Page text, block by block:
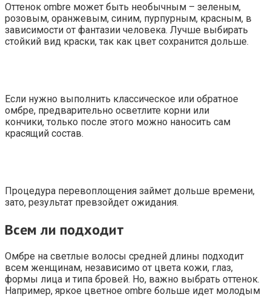
Оттенок ombre может быть необычным – зеленым,
розовым, оранжевым, синим, пурпурным, красным, в
зависимости от фантазии человека. Лучше выбирать
стойкий вид краски, так как цвет сохранится дольше.
Если нужно выполнить классическое или обратное
омбре, предварительно осветлите корни или
кончики, только после этого можно наносить сам
красящий состав.
Процедура перевоплощения займет дольше времени,
зато, результат превзойдет ожидания.
Всем ли подходит
Омбре на светлые волосы средней длины подходит
всем женщинам, независимо от цвета кожи, глаз,
формы лица и типа бровей. Но, важно выбрать оттенок.
Например, яркое цветное ombre больше идет молодым